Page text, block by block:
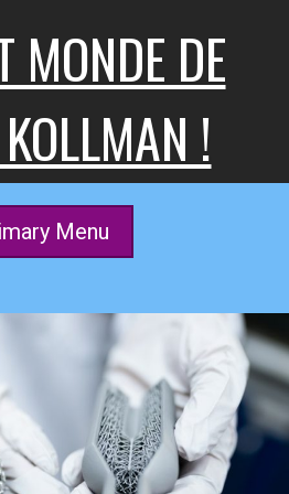
MONDE DE
!
Menu